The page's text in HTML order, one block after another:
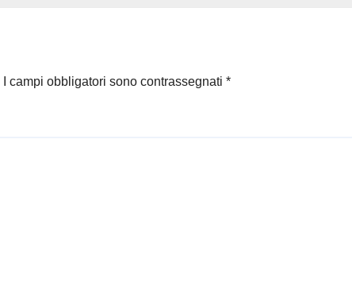
I campi obbligatori sono contrassegnati *